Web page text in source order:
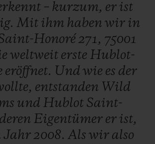
– kurzum, er ist
Mit ihm haben wir in
Honoré 271, 75001
weltweit erste Hublot-
eröffnet. Und wie es der
entstanden Wild
und Hublot Saint-
deren Eigentümer er ist,
Jahr2008. Als wir also